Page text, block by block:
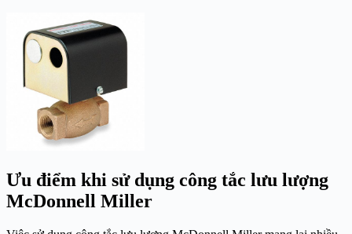
Ưu điểm khi sử dụng công tắc lưu lượng
McDonnell Miller